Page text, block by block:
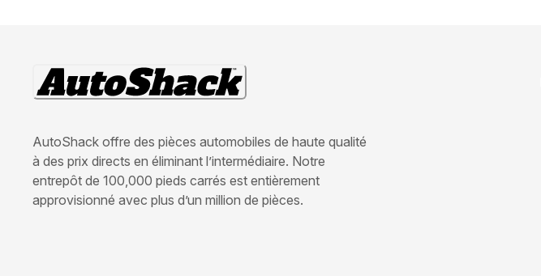
AutoShack offre des pièces automobiles de haute qualité
à des prix directs en éliminant l’intermédiaire. Notre
entrepôt de 100,000 pieds carrés est entièrement
approvisionné avec plus d’un million de pièces.